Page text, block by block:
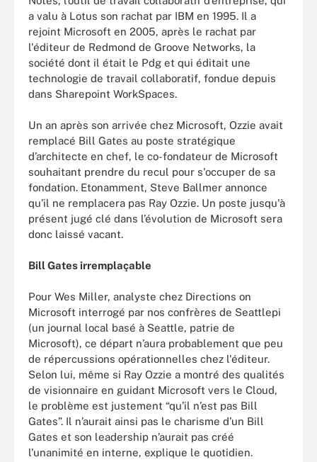
a valu à Lotus son rachat par IBM en 1995. Il a
rejoint Microsoft en 2005, après le rachat par
l'éditeur de Redmond de Groove Networks, la
société dont il était le Pdg et qui éditait une
technologie de travail collaboratif, fondue depuis
dans Sharepoint WorkSpaces.
Un an après son arrivée chez Microsoft, Ozzie avait
remplacé Bill Gates au poste stratégique
d’architecte en chef, le co-fondateur de Microsoft
souhaitant prendre du recul pour s'occuper de sa
fondation. Etonamment, Steve Ballmer annonce
qu’il ne remplacera pas Ray Ozzie. Un poste jusqu'à
présent jugé clé dans l’évolution de Microsoft sera
donc laissé vacant.
Bill Gates irremplaçable
Pour Wes Miller, analyste chez Directions on
Microsoft interrogé par nos confrères de Seattlepi
(un journal local basé à Seattle, patrie de
Microsoft), ce départ n’aura probablement que peu
de répercussions opérationnelles chez l'éditeur.
Selon lui, même si Ray Ozzie a montré des qualités
de visionnaire en guidant Microsoft vers le Cloud,
le problème est justement “qu’il n’est pas Bill
Gates”. Il n’aurait ainsi pas le charisme d’un Bill
Gates et son leadership n’aurait pas créé
l’unanimité en interne, explique le quotidien.